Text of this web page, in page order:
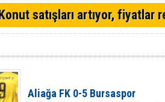
Chp
AK Parti
SOCAR
Aliağa'daki
satışları artıyor, fiyatlar
Aliağa FK 0-5 Bursaspor